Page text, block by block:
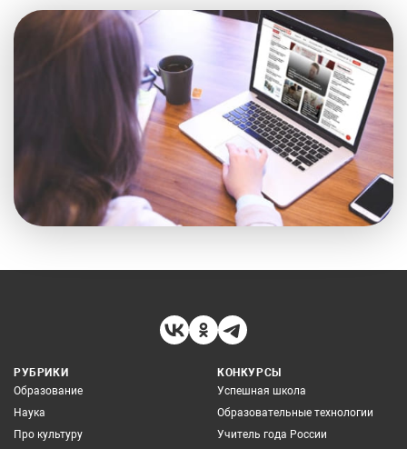
РУБРИКИ
Образование
Наука
Про культуру
КОНКУРСЫ
Успешная школа
Образовательные технологии
Учитель года России